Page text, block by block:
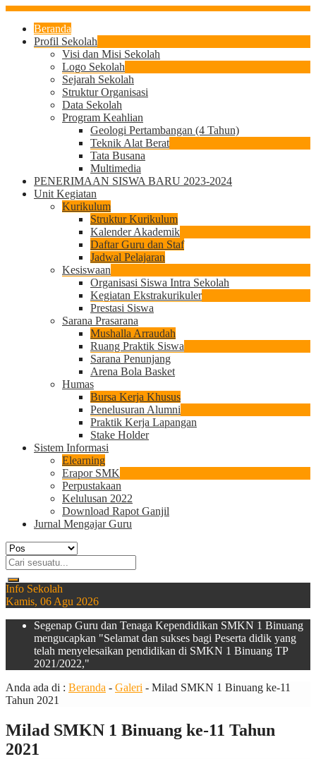
Beranda
Profil Sekolah
Visi dan Misi Sekolah
Logo Sekolah
Sejarah Sekolah
Struktur Organisasi
Data Sekolah
Program Keahlian
Geologi Pertambangan (4 Tahun)
Teknik Alat Berat
Tata Busana
Multimedia
PENERIMAAN SISWA BARU 2023-2024
Unit Kegiatan
Kurikulum
Struktur Kurikulum
Kalender Akademik
Daftar Guru dan Staf
Jadwal Pelajaran
Kesiswaan
Organisasi Siswa Intra Sekolah
Kegiatan Ekstrakurikuler
Prestasi Siswa
Sarana Prasarana
Mushalla Arraudah
Ruang Praktik Siswa
Sarana Penunjang
Arena Bola Basket
Humas
Bursa Kerja Khusus
Penelusuran Alumni
Praktik Kerja Lapangan
Stake Holder
Sistem Informasi
Elearning
Erapor SMK
Perpustakaan
Kelulusan 2022
Download Rapot Ganjil
Jurnal Mengajar Guru
Info Sekolah
Kamis, 06 Agu 2026
Segenap Guru dan Tenaga Kependidikan SMKN 1 Binuang
mengucapkan "Selamat dan sukses bagi Peserta didik yang
telah menyelesaikan pendidikan di SMKN 1 Binuang TP
2021/2022,"
Anda ada di : Beranda - Galeri - Milad SMKN 1 Binuang ke-11
Tahun 2021
Milad SMKN 1 Binuang ke-11 Tahun
2021